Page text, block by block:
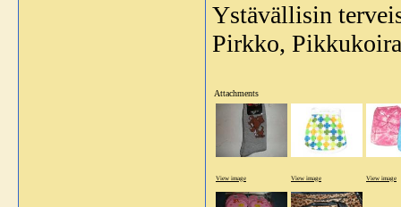
Ystävällisin
Pirkko,
Attachments
View image View image View image